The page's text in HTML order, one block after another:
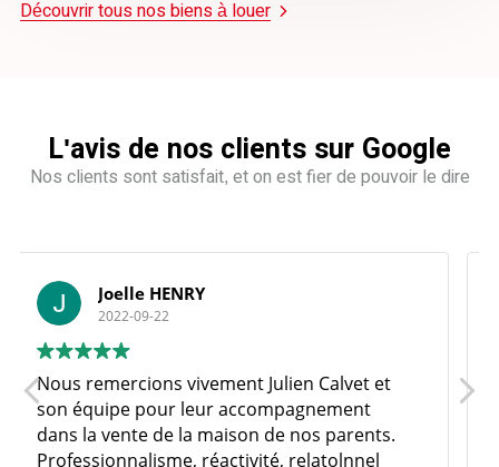
Découvrir tous nos biens à louer
L'avis de nos clients sur Google
Nos clients sont satisfait, et on est fier de pouvoir le dire
CORALIE DESHAYES
2022-09-18
Agence très réactive et très professionnelle
Je recommande !